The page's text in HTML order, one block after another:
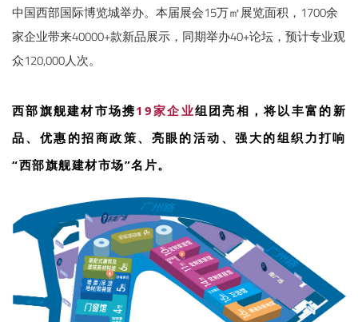
中国西部国际博览城举办。本届展会15万㎡展览面积，1700余
家企业带来40000+款新品展示，同期举办40+论坛，预计专业观
众120,000人次。
西部旗舰建材市场携19家企业组团亮相，将以丰富的新
品、优惠的招商政策、亮眼的活动、强大的组织力打响
“西部旗舰建材市场”名片。